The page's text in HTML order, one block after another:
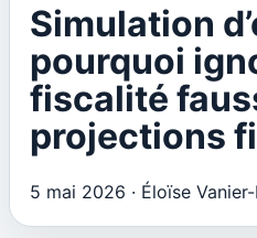
Simulation
pourquoi
fiscalité
projections
5 mai 2026 · Éloïse